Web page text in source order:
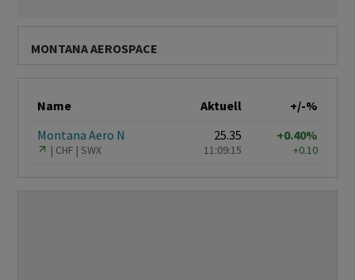
MONTANA AEROSPACE
Name Aktuell
+/-%
Montana Aero N
CHF SWX
25.35
11:09:15
+0.40%
+0.10